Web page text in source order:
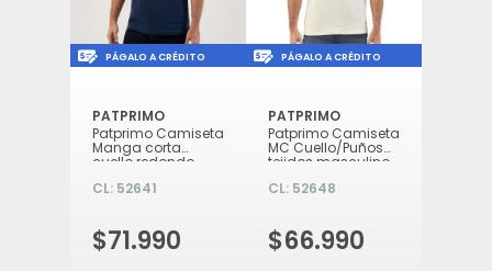
Icon of money-check-dollar-pen
PÁGALO A CRÉDITO
PATPRIMO
Patprimo Camiseta
Manga corta
cuello redondo
CL: 52641
$71.990
Icon of money-check-
PÁGALO A CRÉDITO
PATPRIMO
Patprimo Camiseta
MC Cuello/Puños
tejidos masculino
CL: 52648
$66.990